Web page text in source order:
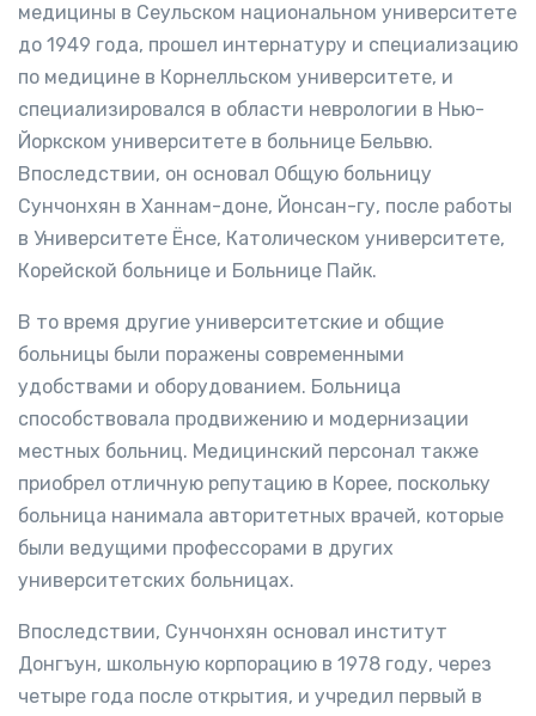
медицины в Сеульском национальном университете
до 1949 года, прошел интернатуру и специализацию
по медицине в Корнелльском университете, и
специализировался в области неврологии в Нью-
Йоркском университете в больнице Бельвю.
Впоследствии, он основал Общую больницу
Сунчонхян в Ханнам-доне, Йонсан-гу, после работы
в Университете Ёнсе, Католическом университете,
Корейской больнице и Больнице Пайк.
В то время другие университетские и общие
больницы были поражены современными
удобствами и оборудованием. Больница
способствовала продвижению и модернизации
местных больниц. Медицинский персонал также
приобрел отличную репутацию в Корее, поскольку
больница нанимала авторитетных врачей, которые
были ведущими профессорами в других
университетских больницах.
Впоследствии, Сунчонхян основал институт
Донгъун, школьную корпорацию в 1978 году, через
четыре года после открытия, и учредил первый в